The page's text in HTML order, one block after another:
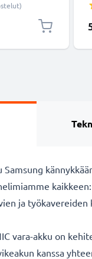
- iPhonelle,
Samsung
ja
vara-akku on
kanssa